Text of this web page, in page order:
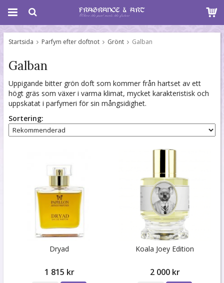
Startsida Parfym efter doftnot Grönt Galban
Galban
Uppigande bitter grön doft som kommer från hartset av ett
högt gräs som växer i varma klimat, mycket karakteristisk och
uppskatat i parfymeri för sin mångsidighet.
Sortering:
Dryad
1 815 kr
Koala Joey Edition
2 000 kr